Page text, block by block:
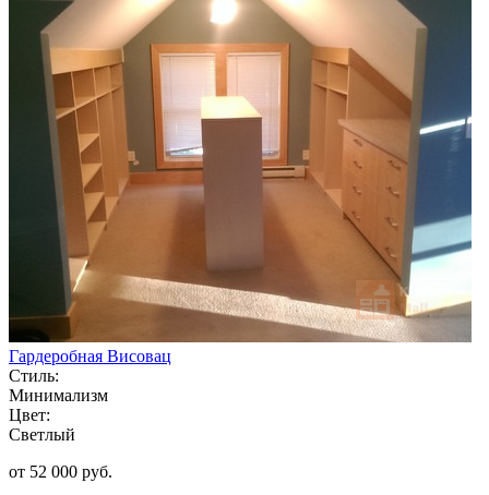
Гардеробная Висовац
Стиль:
Минимализм
Цвет:
Светлый
от 52 000 руб.